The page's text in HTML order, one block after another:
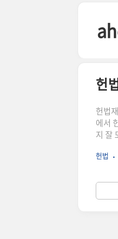
헌
헌법
에서
지 잘
에는
이처
헌법